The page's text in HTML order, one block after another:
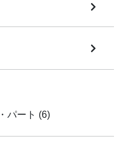
パート (6)